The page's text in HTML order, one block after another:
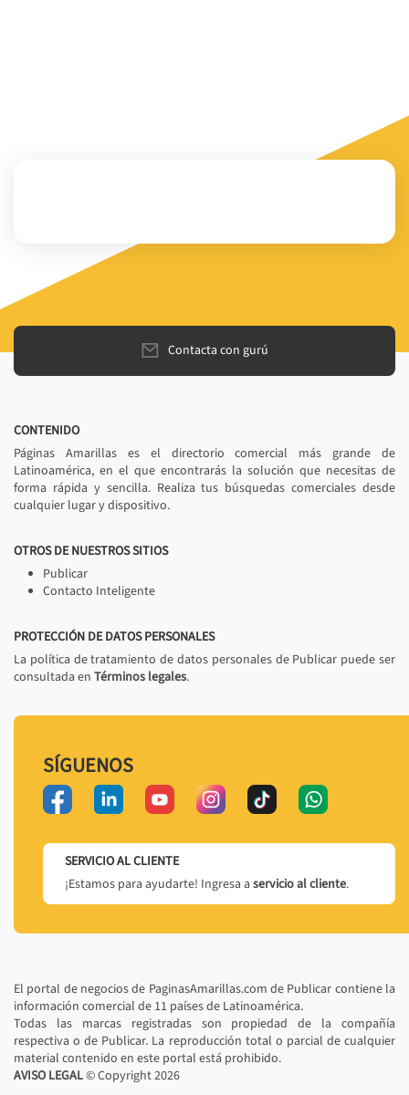
Contacta con gurú
CONTENIDO
Páginas Amarillas es el directorio comercial más grande de
Latinoamérica, en el que encontrarás la solución que necesitas de
forma rápida y sencilla. Realiza tus búsquedas comerciales desde
cualquier lugar y dispositivo.
OTROS DE NUESTROS SITIOS
Publicar
Contacto Inteligente
PROTECCIÓN DE DATOS PERSONALES
La política de tratamiento de datos personales de Publicar puede ser
consultada en Términos legales.
SÍGUENOS
SERVICIO AL CLIENTE
¡Estamos para ayudarte! Ingresa a servicio al cliente.
El portal de negocios de PaginasAmarillas.com de Publicar contiene la
información comercial de 11 países de Latinoamérica.
Todas las marcas registradas son propiedad de la compañía
respectiva o de Publicar. La reproducción total o parcial de cualquier
material contenido en este portal está prohibido.
AVISO LEGAL© Copyright2026